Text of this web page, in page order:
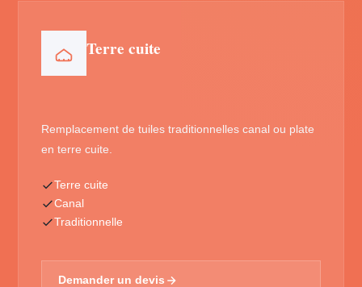
Terre cuite
Remplacement de tuiles traditionnelles canal ou plate
en terre cuite.
Terre cuite
Canal
Traditionnelle
Demander un devis